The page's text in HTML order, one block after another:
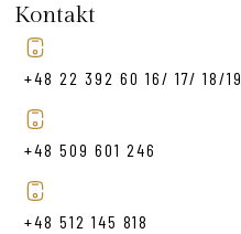
Kontakt
+48 22 392 60 16/ 17/ 18/19
+48 509 601 246
+48 512 145 818